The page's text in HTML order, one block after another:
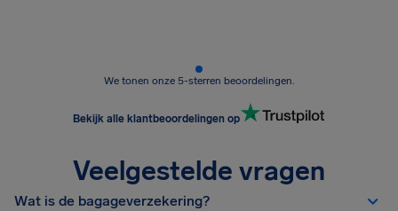
We tonen onze 5-sterren beoordelingen.
Bekijk alle klantbeoordelingen op
Veelgestelde vragen
Wat is de bagageverzekering?